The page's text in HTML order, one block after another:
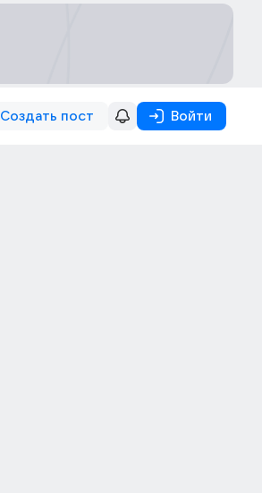
Создать пост Войти